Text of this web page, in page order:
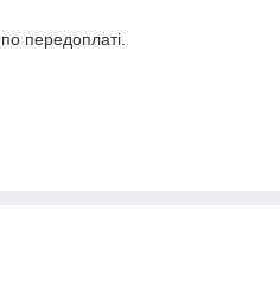
передоплаті.